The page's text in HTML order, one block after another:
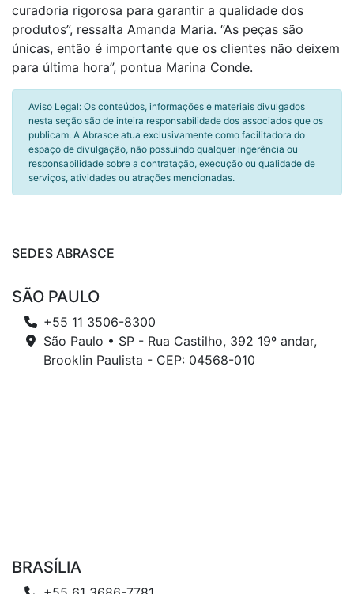
curadoria rigorosa para garantir a qualidade dos
produtos”, ressalta Amanda Maria. “As peças são
únicas, então é importante que os clientes não deixem
para última hora”, pontua Marina Conde.
Aviso Legal: Os conteúdos, informações e materiais divulgados
nesta seção são de inteira responsabilidade dos associados que os
publicam. A Abrasce atua exclusivamente como facilitadora do
espaço de divulgação, não possuindo qualquer ingerência ou
responsabilidade sobre a contratação, execução ou qualidade de
serviços, atividades ou atrações mencionadas.
SEDES ABRASCE
SÃO PAULO
+55 11 3506-8300
São Paulo • SP - Rua Castilho, 392 19º andar,
Brooklin Paulista - CEP: 04568-010
BRASÍLIA